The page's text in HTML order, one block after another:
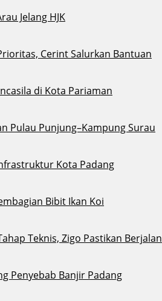
Jelang HJK
Cerint Salurkan Bantuan
di Kota Pariaman
Pulau Punjung–Kampung Surau
Kota Padang
Bibit Ikan Koi
Teknis, Zigo Pastikan Berjalan
Penyebab Banjir Padang